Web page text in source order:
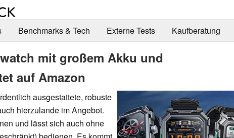
Benchmarks & Tech Externe Tests Kaufberatung
mit großem Akku und
auf Amazon
ausgestattete, robuste
hierzulande im Angebot.
und lässt sich auch ohne